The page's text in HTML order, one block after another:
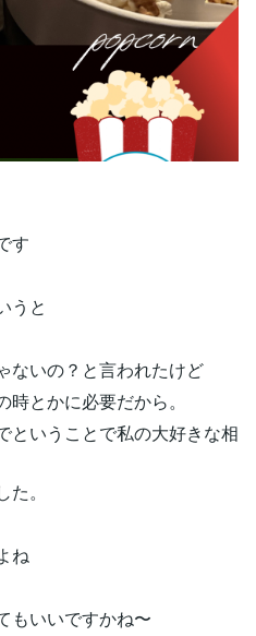
す
うと
ないの？と言われたけど
とかに必要だから。
ということで私の大好きな相
。
ね
もいいですかね〜